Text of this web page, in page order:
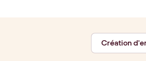
Création